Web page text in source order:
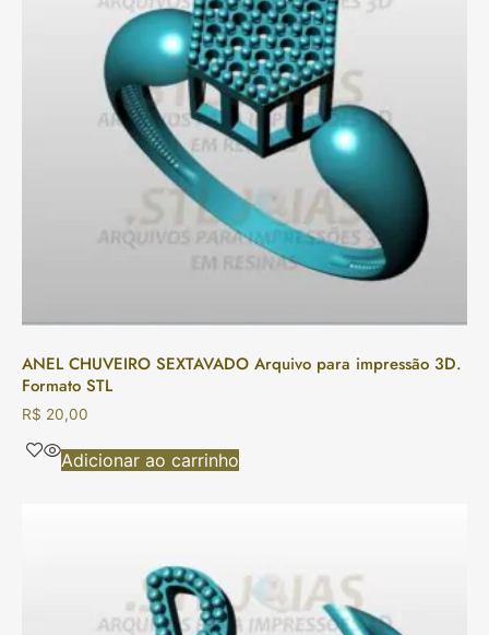
ANEL CHUVEIRO SEXTAVADO Arquivo para impressão 3D.
Formato STL
R$ 20,00
Adicionar ao carrinho